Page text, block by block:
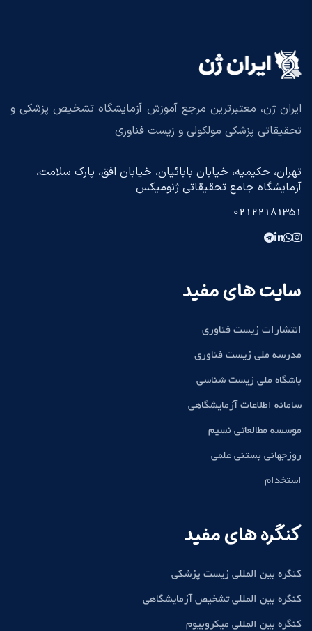
ایران ژن، معتبرترین مرجع آموزش آزمایشگاه تشخیص پزشکی و
تحقیقاتی پزشکی مولکولی و زیست فناوری
تهران، حکیمیه، خیابان بابائیان، خیابان افق، پارک سلامت،
آزمایشگاه جامع تحقیقاتی ژنومیکس
02122181351
سایت های مفید
انتشارات زیست فناوری
مدرسه ملی زیست فناوری
باشگاه ملی زیست شناسی
سامانه اطلاعات آزمایشگاهی
موسسه مطالعاتی نسیم
روزجهانی بستنی علمی
استخدام
کنگره های مفید
کنگره بین المللی زیست پزشکی
کنگره بین المللی تشخیص آزمایشگاهی
کنگره بین المللی میکروبیوم